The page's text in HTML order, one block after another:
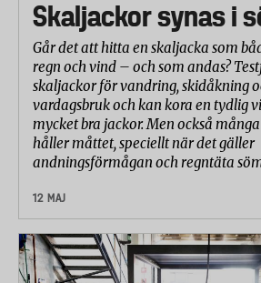
stämmer överens med de resultat
Testfaktas test. Lindexoverallen
resultat på vattentätheten i förra
Agneta Häll som jobbar med
Lindex har man bytt yttertyget på
modell. Men det ska enligt henne
– Vi har testat det här också och
tester. Det ska vara vattentätt.
För att simulera slitaget som
utsätts för, gnuggade
Skaljackor synas i
Går det att hitta en skaljacka som
regn och vind – och som andas?
skaljackor för vandring, skidåkning
vardagsbruk och kan kora en tydlig
mycket bra jackor. Men också
håller måttet, speciellt när det gäller
andningsförmågan och regntäta
12 MAJ